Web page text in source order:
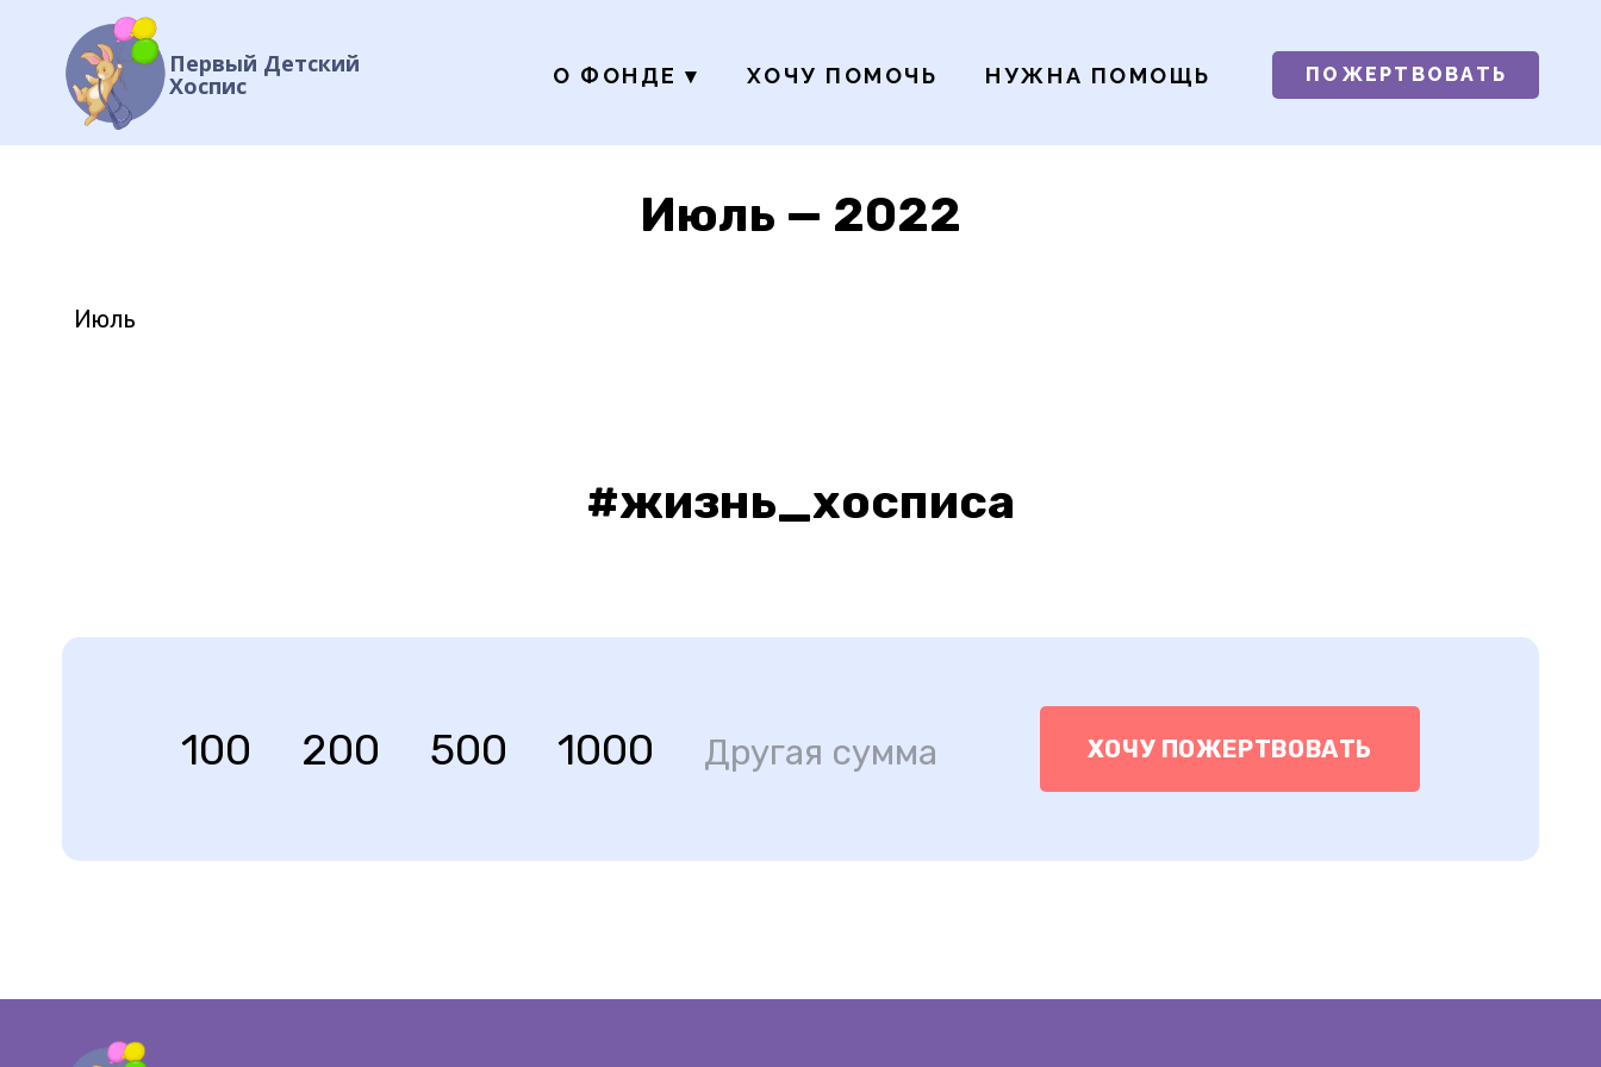
Первый Детский
Хоспис О ФОНДЕ▾ ХОЧУ ПОМОЧЬ НУЖНА ПОМОЩЬ ПОЖЕРТВОВАТЬ
Июль — 2022
Июль
#жизнь_хосписа
100 200 500 1000 Другая сумма ХОЧУ ПОЖЕРТВОВАТЬ